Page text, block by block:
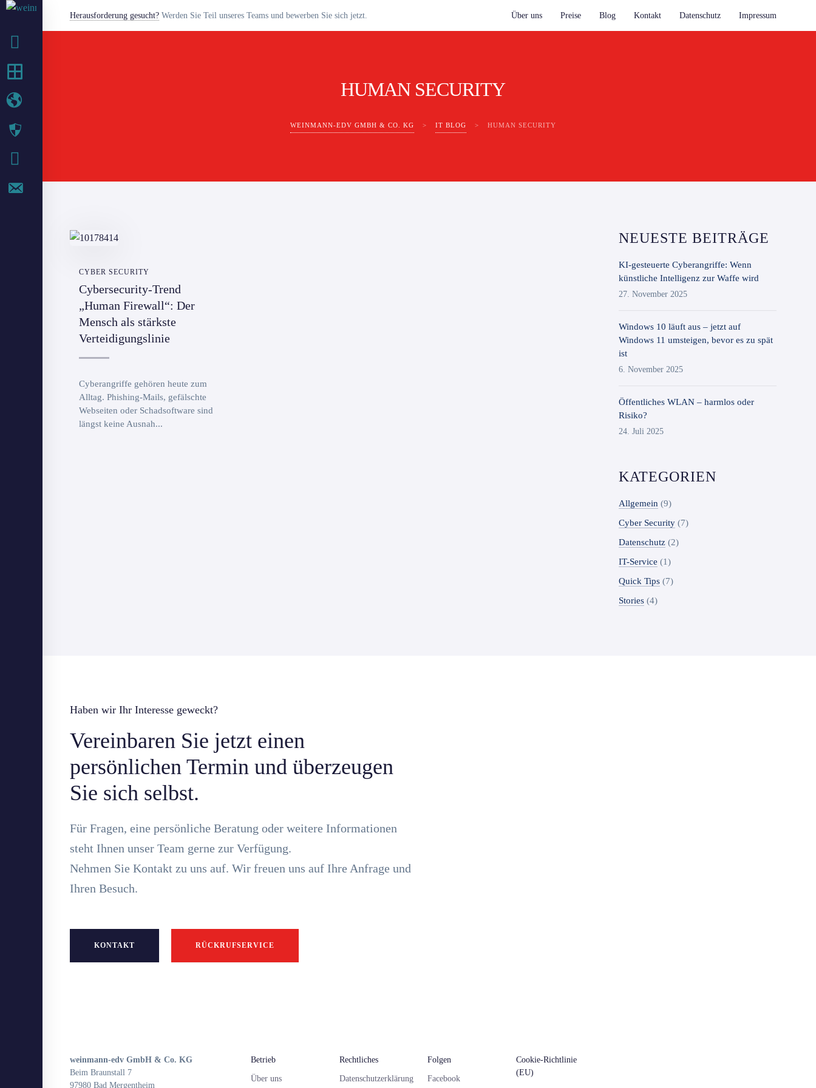
Herausforderung gesucht?Werden Sie Teil unseres Teams und bewerben Sie sich jetzt. Über uns Preise Blog Kontakt Datenschutz Impressum
HUMAN SECURITY
WEINMANN-EDV GMBH & CO. KG > IT BLOG > HUMAN SECURITY
CYBER SECURITY
Cybersecurity-Trend
„Human Firewall“: Der
Mensch als stärkste
Verteidigungslinie
Cyberangriffe gehören heute zum
Alltag. Phishing-Mails, gefälschte
Webseiten oder Schadsoftware sind
längst keine Ausnah...
NEUESTE BEITRÄGE
KI-gesteuerte Cyberangriffe: Wenn
künstliche Intelligenz zur Waffe wird
27. November 2025
Windows 10 läuft aus – jetzt auf
Windows 11 umsteigen, bevor es zu spät
ist
6. November 2025
Öffentliches WLAN – harmlos oder
Risiko?
24. Juli 2025
KATEGORIEN
Allgemein (9)
Cyber Security (7)
Datenschutz (2)
IT-Service (1)
Quick Tips (7)
Stories (4)
Haben wir Ihr Interesse geweckt?
Vereinbaren Sie jetzt einen
persönlichen Termin und überzeugen
Sie sich selbst.
Für Fragen, eine persönliche Beratung oder weitere Informationen
steht Ihnen unser Team gerne zur Verfügung.
Nehmen Sie Kontakt zu uns auf. Wir freuen uns auf Ihre Anfrage und
Ihren Besuch.
KONTAKT RÜCKRUFSERVICE
weinmann-edv GmbH & Co. KG
Beim Braunstall 7
97980 Bad Mergentheim
Betrieb
Über uns
Rechtliches
Datenschutzerklärung
Folgen
Facebook
Cookie-Richtlinie
(EU)